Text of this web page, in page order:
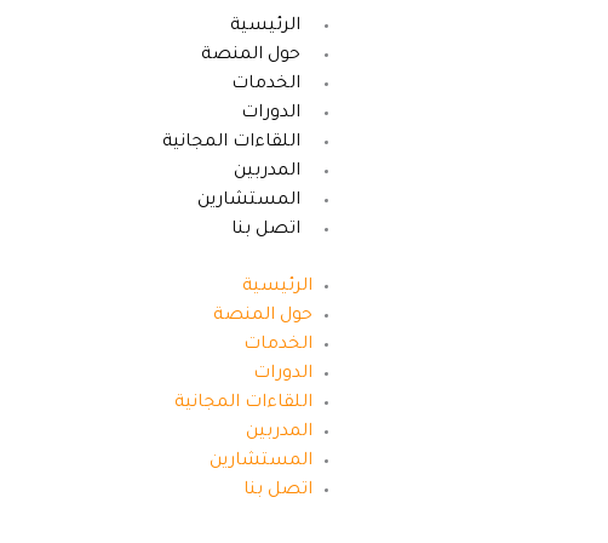
الرئيسية
حول المنصة
الخدمات
الدورات
اللقاءات المجانية
المدربين
المستشارين
اتصل بنا
الرئيسية
حول المنصة
الخدمات
الدورات
اللقاءات المجانية
المدربين
المستشارين
اتصل بنا